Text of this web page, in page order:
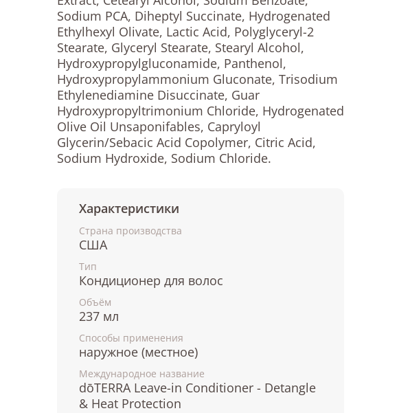
Sodium PCA, Diheptyl Succinate, Hydrogenated
Ethylhexyl Olivate, Lactic Acid, Polyglyceryl-2
Stearate, Glyceryl Stearate, Stearyl Alcohol,
Hydroxypropylgluconamide, Panthenol,
Hydroxypropylammonium Gluconate, Trisodium
Ethylenediamine Disuccinate, Guar
Hydroxypropyltrimonium Chloride, Hydrogenated
Olive Oil Unsaponifables, Capryloyl
Glycerin/Sebacic Acid Copolymer, Citric Acid,
Sodium Hydroxide, Sodium Chloride.
Характеристики
Страна производства
США
Тип
Кондиционер для волос
Объём
237 мл
Способы применения
наружное (местное)
Международное название
dōTERRA Leave-in Conditioner - Detangle
& Heat Protection